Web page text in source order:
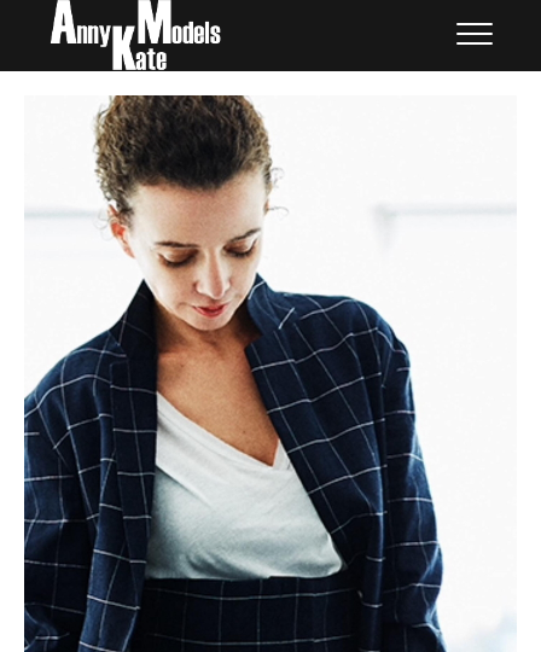
外国人モデル | AnnyKate
Models
外国人モデル | アニケイト・モデルズ